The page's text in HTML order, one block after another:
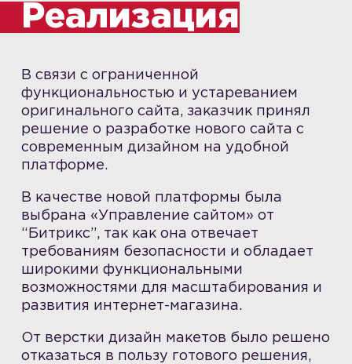
Реализация
В связи с ограниченной
функциональностью и устареванием
оригинального сайта, заказчик принял
решение о разработке нового сайта с
современным дизайном на удобной
платформе.
В качестве новой платформы была
выбрана «Управление сайтом» от
“Битрикс”, так как она отвечает
требованиям безопасности и обладает
широкими функциональными
возможностями для масштабирования и
развития интернет-магазина.
От верстки дизайн макетов было решено
отказаться в пользу готового решения,